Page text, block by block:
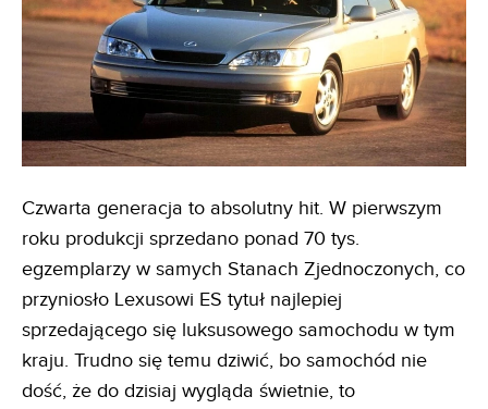
Czwarta generacja to absolutny hit. W pierwszym
roku produkcji sprzedano ponad 70 tys.
egzemplarzy w samych Stanach Zjednoczonych, co
przyniosło Lexusowi ES tytuł najlepiej
sprzedającego się luksusowego samochodu w tym
kraju. Trudno się temu dziwić, bo samochód nie
dość, że do dzisiaj wygląda świetnie, to